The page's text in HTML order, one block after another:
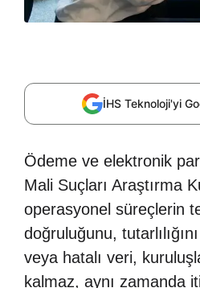
İHS Teknoloji'yi
Ödeme ve elektronik
Mali Suçları Araştırma
operasyonel süreçlerin
doğruluğunu,
veya hatalı veri,
kalmaz, aynı zamanda